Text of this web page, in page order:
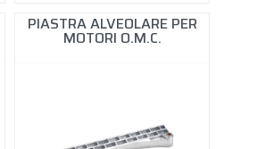
PIASTRA ALVEOLARE PER
MOTORI O.M.C.